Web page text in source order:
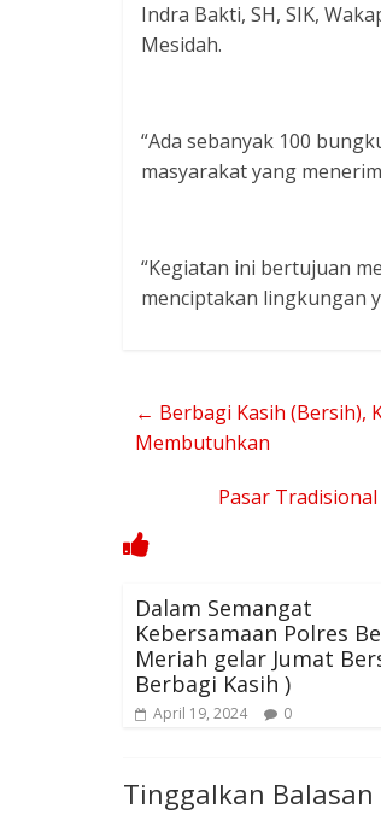
Indra Bakti, SH, SIK,
Mesidah.
“Ada sebanyak 100
masyarakat yang
“Kegiatan ini bertujuan
menciptakan lingkungan
← Berbagi Kasih (Bersih),
Membutuhkan
Pasar
Dalam Semangat
Kebersamaan Polres
Meriah gelar Jumat
Berbagi Kasih )
April 19, 2024 0
Tinggalkan Balasan